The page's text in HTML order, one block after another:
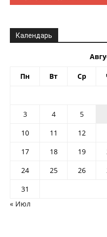
Календарь
Пн Вт Ср
3
4 5
10
11 12
17
18 19
24
25 26
31
« Июл